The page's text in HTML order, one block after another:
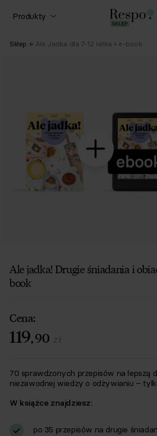
Produkty
Sklep » Ale Jadka dla 7-12 latka + e-book
Ale jadka! Drugie śniadania i
book
Cena:
119,90 zł
70 sprawdzonych przepisów na lepszą
niezawodnej wiedzy o odżywianiu –
W książce znajdziesz:
po 35 przepisów na drugie